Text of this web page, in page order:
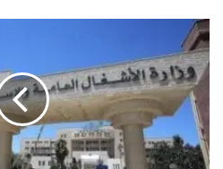
الأشغال
العامة:
مشاريع
طرق
97
مليونا
تعكس